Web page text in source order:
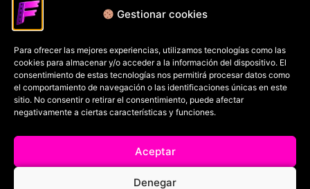
Gestionar cookies
Para ofrecer las mejores experiencias, utilizamos tecnologías como las
cookies para almacenar y/o acceder a la información del dispositivo. El
consentimiento de estas tecnologías nos permitirá procesar datos como
el comportamiento de navegación o las identificaciones únicas en este
sitio. No consentir o retirar el consentimiento, puede afectar
negativamente a ciertas características y funciones.
Aceptar
Denegar
Arrival zicoxy3
Política de privacidad
Términos y condiciones
Política de cookies
Aviso Legal
Filmaniak (2026)